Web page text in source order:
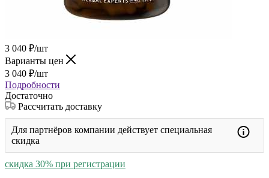
3 040 ₽/шт
Варианты цен
3 040 ₽/шт
Подробности
Достаточно
Рассчитать доставку
Для партнёров компании действует специальная
скидка
скидка 30% при регистрации